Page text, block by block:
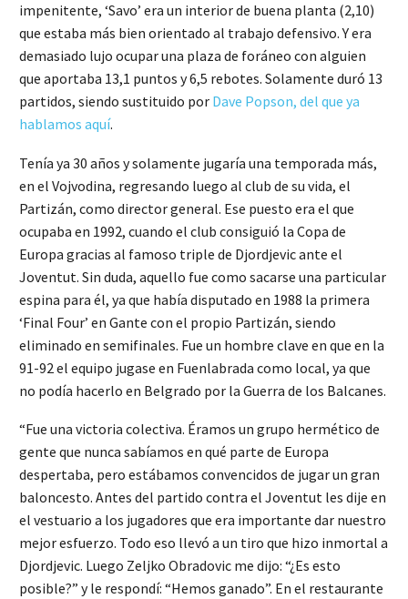
impenitente, ‘Savo’ era un interior de buena planta (2,10)
que estaba más bien orientado al trabajo defensivo. Y era
demasiado lujo ocupar una plaza de foráneo con alguien
que aportaba 13,1 puntos y 6,5 rebotes. Solamente duró 13
partidos, siendo sustituido por Dave Popson, del que ya
hablamos aquí.
Tenía ya 30 años y solamente jugaría una temporada más,
en el Vojvodina, regresando luego al club de su vida, el
Partizán, como director general. Ese puesto era el que
ocupaba en 1992, cuando el club consiguió la Copa de
Europa gracias al famoso triple de Djordjevic ante el
Joventut. Sin duda, aquello fue como sacarse una particular
espina para él, ya que había disputado en 1988 la primera
‘Final Four’ en Gante con el propio Partizán, siendo
eliminado en semifinales. Fue un hombre clave en que en la
91-92 el equipo jugase en Fuenlabrada como local, ya que
no podía hacerlo en Belgrado por la Guerra de los Balcanes.
“Fue una victoria colectiva. Éramos un grupo hermético de
gente que nunca sabíamos en qué parte de Europa
despertaba, pero estábamos convencidos de jugar un gran
baloncesto. Antes del partido contra el Joventut les dije en
el vestuario a los jugadores que era importante dar nuestro
mejor esfuerzo. Todo eso llevó a un tiro que hizo inmortal a
Djordjevic. Luego Zeljko Obradovic me dijo: “¿Es esto
posible?” y le respondí: “Hemos ganado”. En el restaurante